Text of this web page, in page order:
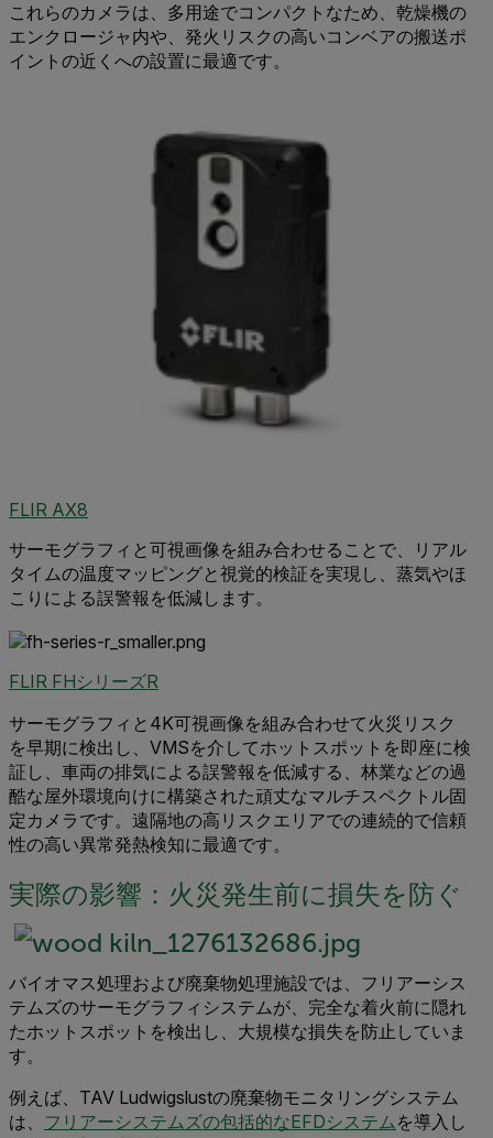
これらのカメラは、多用途でコンパクトなため、乾燥機の
エンクロージャ内や、発火リスクの高いコンベアの搬送ポ
イントの近くへの設置に最適です。
FLIR AX8
サーモグラフィと可視画像を組み合わせることで、リアル
タイムの温度マッピングと視覚的検証を実現し、蒸気やほ
こりによる誤警報を低減します。
FLIR FHシリーズR
サーモグラフィと4K可視画像を組み合わせて火災リスク
を早期に検出し、VMSを介してホットスポットを即座に検
証し、車両の排気による誤警報を低減する、林業などの過
酷な屋外環境向けに構築された頑丈なマルチスペクトル固
定カメラです。遠隔地の高リスクエリアでの連続的で信頼
性の高い異常発熱検知に最適です。
実際の影響：火災発生前に損失を防ぐ
バイオマス処理および廃棄物処理施設では、フリアーシス
テムズのサーモグラフィシステムが、完全な着火前に隠れ
たホットスポットを検出し、大規模な損失を防止していま
す。
例えば、TAV Ludwigslustの廃棄物モニタリングシステム
は、 フリアーシステムズの包括的なEFDシステム を導入し